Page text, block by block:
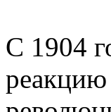
С 1904
реакцию